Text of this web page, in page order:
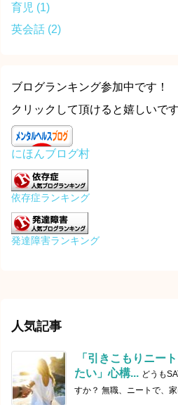
育児 (1)
英会話 (2)
ブログランキング参加中です！
クリックして頂けると嬉しいで
にほんブログ村
依存症ランキング
発達障害ランキング
人気記事
「引きこもりニー
たい」心構... どうも
すか？ 無職、ニートで、家